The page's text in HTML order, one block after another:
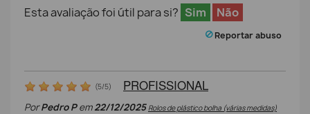
Esta avaliação foi útil para si? Sim Não
Reportar abuso
(5/5) PROFISSIONAL
PorPedro Pem22/12/2025 Rolos de plástico bolha (várias medidas)